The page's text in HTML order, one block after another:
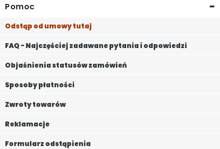
Pomoc -
Odstąp od umowy tutaj
FAQ - Najczęściej zadawane pytania i odpowiedzi
Objaśnienia statusów zamówień
Sposoby płatności
Zwroty towarów
Reklamacje
Formularz odstąpienia